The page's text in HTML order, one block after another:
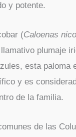
y potente.
(Caloenas
plumaje
esta paloma
y es
de la familia.
de las